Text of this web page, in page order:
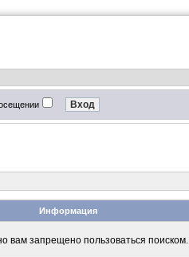
Информация
вам запрещено пользоваться поиском.